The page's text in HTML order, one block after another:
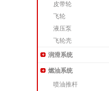
皮带轮
飞轮
液压泵
飞轮壳
润滑系统
燃油系统
喷油推杆